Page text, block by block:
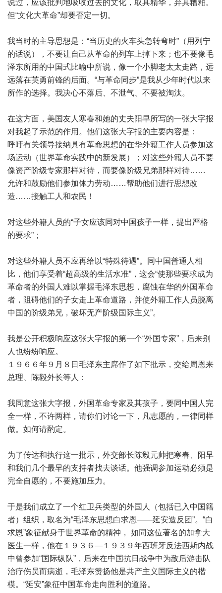
说过，应该批判地吸收过去的文化，取其精华，弃其糟粕。
但“文化大革命”却要否定一切。
我当时的主导思想是：“当历史的火车头急转弯时”（用列宁
的话说），不要让自己从革命的列车上掉下来；也不要像毛
泽东所用的中国式比喻中所说，像一个小脚老太太走路，远
远落在英勇前锋的后面。“与革命同步”是我从少年时代以来
所作的选择。我决心不落后、不泄气、不要被淘汰。
在这方面，美国友人寒春和她的丈夫阳早所写的一张大字报
对我起了示范的作用。他们这张大字报的主要内容是：
呼吁有关领导接纳具有革命思想的在华外籍工作人员参加这
场运动（世界革命实践中的新发展）；对这些外籍人员不要
像资产阶级专家那样对待，而要像阶级兄弟那样对待……
允许和鼓励他们参加体力劳动……帮助他们进行思想改
造……接触工人和农民！
对这些外籍人员的“子女应该同对中国孩子一样，提出严格
的要求”；
对这些外籍人员不应再给以“特殊待遇”。同中国普通人相
比，他们享受着“超高级的生活水准”，这会“使那些要求成为
革命者的外国人难以掌握毛泽东思想，腐蚀在华的外国革命
者，阻碍他们的子女走上革命道路，并使外籍工作人员脱离
中国的阶级弟兄，破坏无产阶级国际主义”。
我是公开积极响应这张大字报的第一个“外国专家”，后来别
人也纷纷响应。
１９６６年９月８日毛泽东主席作了如下批示，交给周恩来
总理、陈毅外长等人：
我同意这张大字报，外国革命专家及其孩子，要同中国人完
全一样，不许两样，请你们讨论一下，凡志愿的，一律同样
做。如何请酌定。
为了传达和执行这一批示，外交部长陈毅元帅把寒春、阳早
和我们几个最早的支持者找去谈话。他强调参加运动必须是
完全自愿的，不要施加压力。
于是我们成立了一个红卫兵类型的外国人（包括已入中国籍
者）组织，取名为“毛泽东思想白求恩——延安造反团”。“白
求恩”象征献身于世界革命的精神， 如同这位著名的加拿大
医生一样，他在１９３６—１９３９年西班牙反法西斯内战
中曾参加“国际纵队”，后来在中国抗日战争中为敌后游击队
治疗伤员而病逝，毛泽东赞扬他是共产主义国际主义的楷
模。“延安”象征中国革命走向胜利的道路。